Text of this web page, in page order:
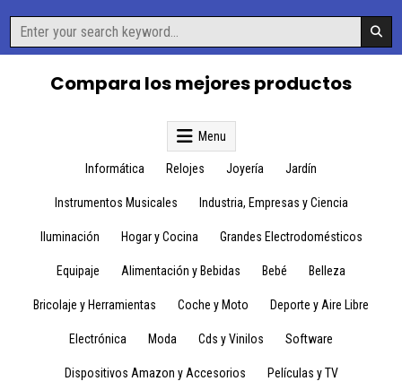
content
Search
for:
Compara los mejores productos
Menu
Informática Relojes Joyería Jardín
Instrumentos Musicales Industria, Empresas y Ciencia
Iluminación Hogar y Cocina Grandes Electrodomésticos
Equipaje Alimentación y Bebidas Bebé Belleza
Bricolaje y Herramientas Coche y Moto Deporte y Aire Libre
Electrónica Moda Cds y Vinilos Software
Dispositivos Amazon y Accesorios Películas y TV